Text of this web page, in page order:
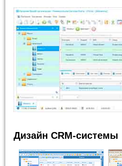
Дизайн CRM-системы